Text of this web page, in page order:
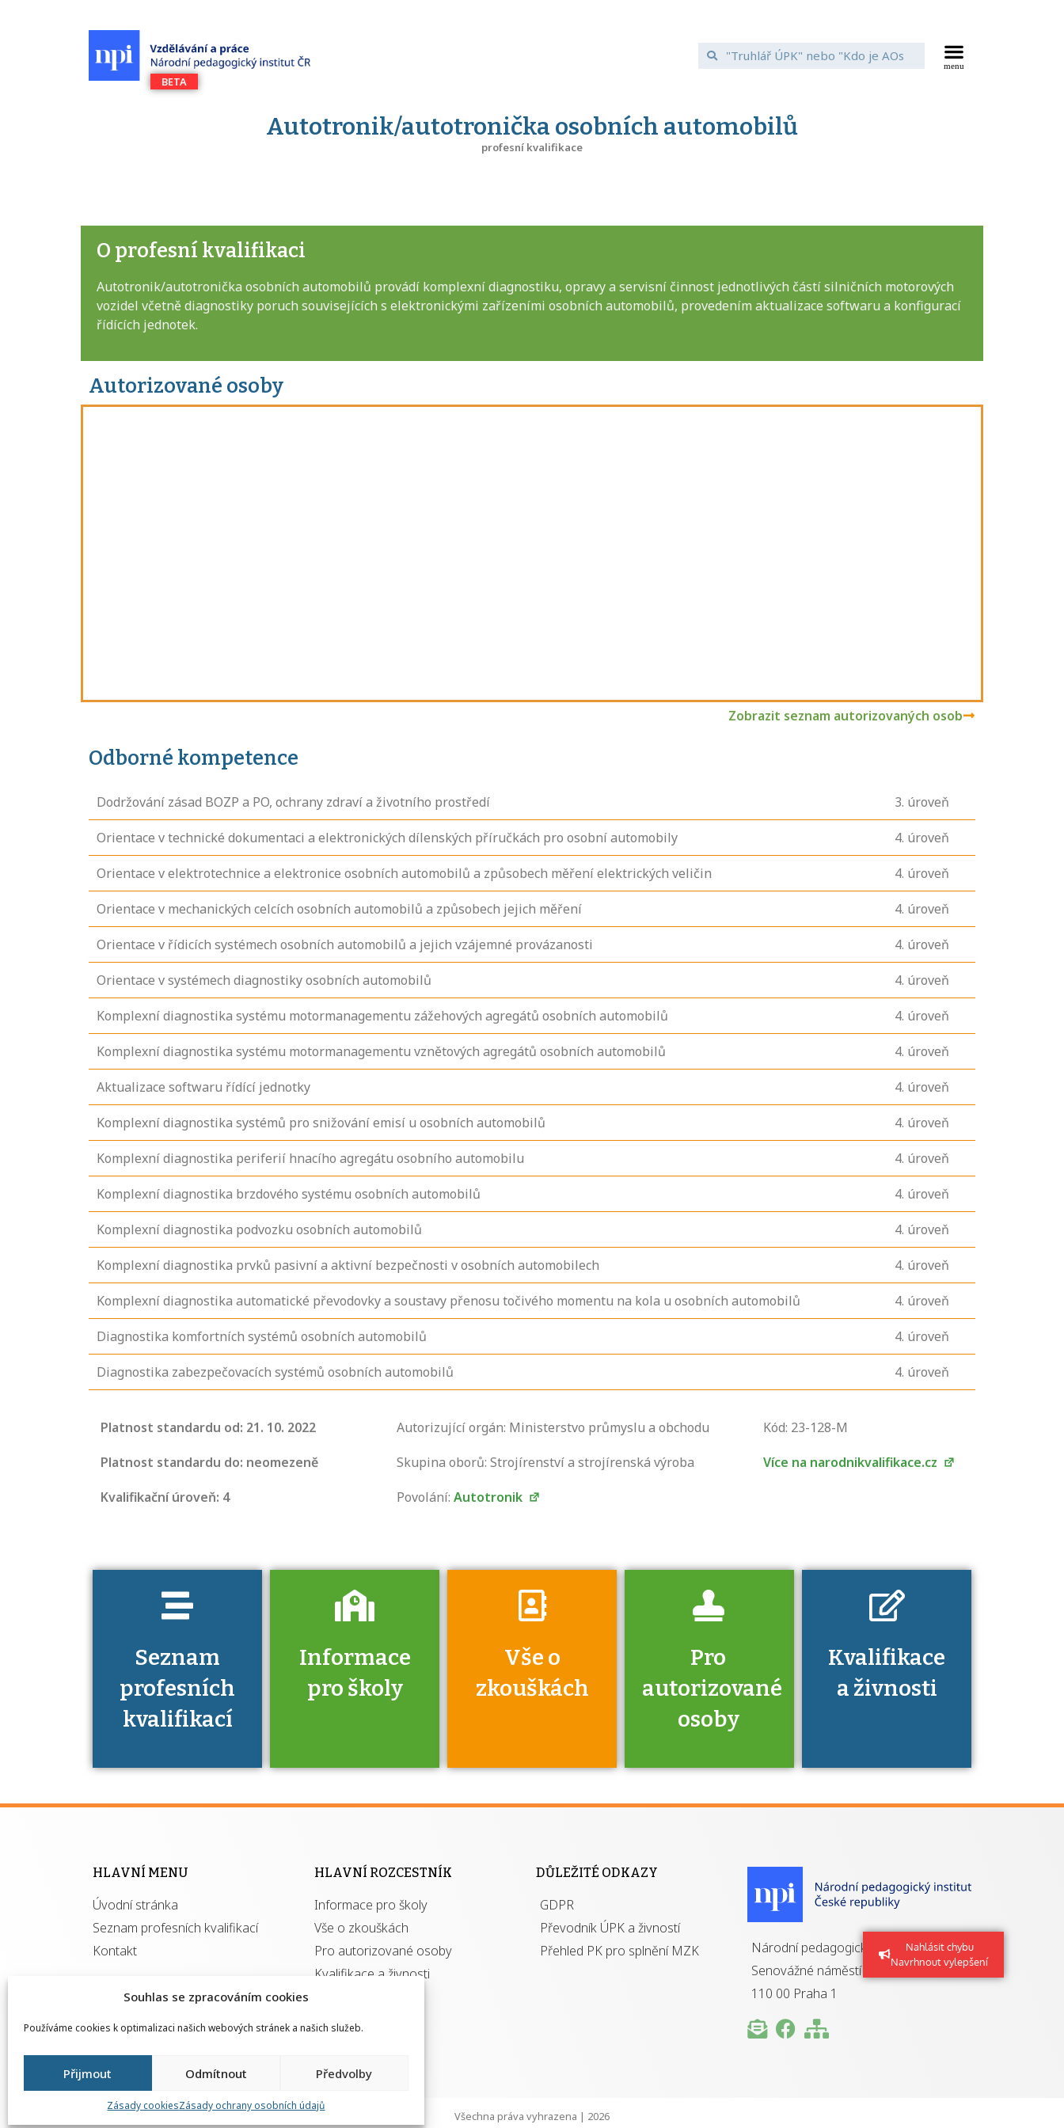
Souhlas se zpracováním cookies
Používáme cookies k optimalizaci našich webových stránek a našich služeb.
Přijmout Odmítnout Předvolby
Zásady cookiesZásady ochrany osobních údajů
Nahlásit chybu
Navrhnout vylepšení
Autotronik/autotronička osobních automobilů
profesní kvalifikace
O profesní kvalifikaci
Autotronik/autotronička osobních automobilů provádí komplexní diagnostiku, opravy a servisní činnost jednotlivých částí silničních motorových
vozidel včetně diagnostiky poruch souvisejících s elektronickými zařízeními osobních automobilů, provedením aktualizace softwaru a konfigurací
řídících jednotek.
Autorizované osoby
Zobrazit seznam autorizovaných osob
Odborné kompetence
Dodržování zásad BOZP a PO, ochrany zdraví a životního prostředí 3. úroveň
Orientace v technické dokumentaci a elektronických dílenských příručkách pro osobní automobily 4. úroveň
Orientace v elektrotechnice a elektronice osobních automobilů a způsobech měření elektrických veličin 4. úroveň
Orientace v mechanických celcích osobních automobilů a způsobech jejich měření 4. úroveň
Orientace v řídicích systémech osobních automobilů a jejich vzájemné provázanosti 4. úroveň
Orientace v systémech diagnostiky osobních automobilů 4. úroveň
Komplexní diagnostika systému motormanagementu zážehových agregátů osobních automobilů 4. úroveň
Komplexní diagnostika systému motormanagementu vznětových agregátů osobních automobilů 4. úroveň
Aktualizace softwaru řídící jednotky 4. úroveň
Komplexní diagnostika systémů pro snižování emisí u osobních automobilů 4. úroveň
Komplexní diagnostika periferií hnacího agregátu osobního automobilu 4. úroveň
Komplexní diagnostika brzdového systému osobních automobilů 4. úroveň
Komplexní diagnostika podvozku osobních automobilů 4. úroveň
Komplexní diagnostika prvků pasivní a aktivní bezpečnosti v osobních automobilech 4. úroveň
Komplexní diagnostika automatické převodovky a soustavy přenosu točivého momentu na kola u osobních automobilů 4. úroveň
Diagnostika komfortních systémů osobních automobilů 4. úroveň
Diagnostika zabezpečovacích systémů osobních automobilů 4. úroveň
Platnost standardu od: 21. 10. 2022
Platnost standardu do: neomezeně
Kvalifikační úroveň: 4
Autorizující orgán: Ministerstvo průmyslu a obchodu
Skupina oborů: Strojírenství a strojírenská výroba
Povolání: Autotronik
Kód: 23-128-M
Více na narodnikvalifikace.cz
Seznam
profesních
kvalifikací
seznam
kvalifikací. Víte,
musíte pro danou
Informace
pro školy
Víte, že jako škola
kvalifikací jisté
získávání
autorizací?
Vše o
zkouškách
Zjistěte, jak se
zkoušce a kde
o tom, kdo vás
Pro
autorizované
osoby
výhody má získání
Kvalifikace
a živnosti
U řady živností je
Pro které toto
HLAVNÍ MENU
Úvodní stránka
Seznam profesních kvalifikací
Kontakt
HLAVNÍ ROZCESTNÍK
Informace pro školy
Vše o zkouškách
Pro autorizované osoby
Kvalifikace a živnosti
DŮLEŽITÉ ODKAZY
GDPR
Převodník ÚPK a živností
Přehled PK pro splnění MZK
Národní pedagogický institut ČR
Senovážné náměstí 25
110 00 Praha 1
Všechna práva vyhrazena | 2026